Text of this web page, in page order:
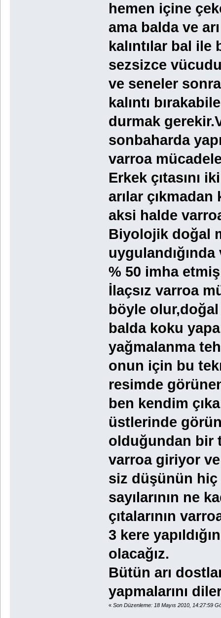
hemen içine
ama balda ve
kalıntılar bal
sezsizce
ve seneler
kalıntı
durmak
sonbaharda
varroa
Erkek çıtasını
arılar
aksi halde
Biyolojik doğal
% 50 imha
İlaçsız varroa
böyle
balda koku
yağmalanma
onun için bu
resimde
ben kendim
üstlerinde
olduğundan bir
varroa giriyor
siz düşünün hiç
sayılarının ne
çıtalarının
3 kere
olacağız.
Bütün arı
yapmalarını
« Son Düzenleme: 18 Mayıs 2010, 14:27:59